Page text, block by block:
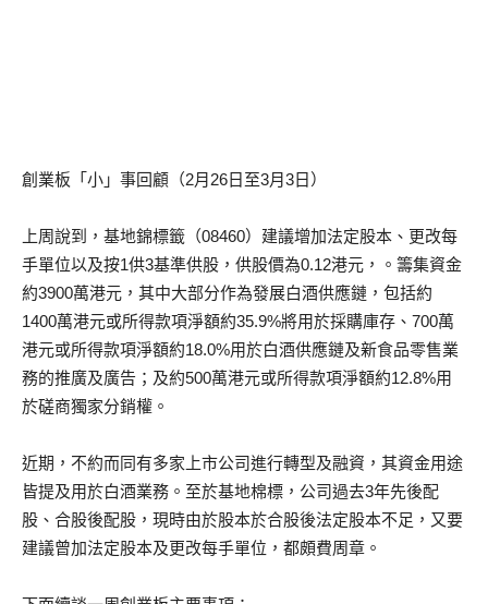
創業板「小」事回顧（2月26日至3月3日）
上周說到，基地錦標籤（08460）建議增加法定股本、更改每
手單位以及按1供3基準供股，供股價為0.12港元，。籌集資金
約3900萬港元，其中大部分作為發展白酒供應鏈，包括約
1400萬港元或所得款項淨額約35.9%將用於採購庫存、700萬
港元或所得款項淨額約18.0%用於白酒供應鏈及新食品零售業
務的推廣及廣告；及約500萬港元或所得款項淨額約12.8%用
於磋商獨家分銷權。
近期，不約而同有多家上市公司進行轉型及融資，其資金用途
皆提及用於白酒業務。至於基地棉標，公司過去3年先後配
股、合股後配股，現時由於股本於合股後法定股本不足，又要
建議曾加法定股本及更改每手單位，都頗費周章。